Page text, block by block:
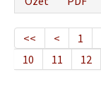
<< < 1
10
11 12